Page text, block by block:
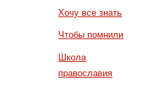
Хочу все знать
Чтобы помнили
Школа
православия